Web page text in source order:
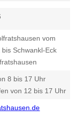
vom
bis Schwankl-Eck
8 bis 17 Uhr
von 12 bis 17 Uhr